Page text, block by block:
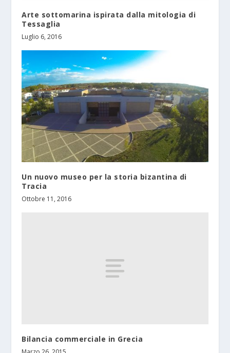
Arte sottomarina ispirata dalla mitologia di
Tessaglia
Luglio 6, 2016
Un nuovo museo per la storia bizantina di
Tracia
Ottobre 11, 2016
Bilancia commerciale in Grecia